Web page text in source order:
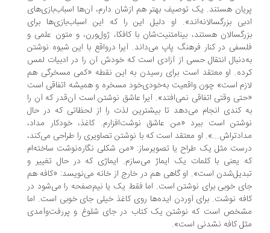
هستند. یک توصیف بهتر هم ازشان دارم، آن‌ها اسباب‌بازی‌های
بزرگسالانه‌اند». او دلیل اين را كه این‌ اسباب‌بازی‌ها برای
هستند، بینامتنیت‌شان با کافکا، ژول‌ورن، و متون علمی و
در کنار فرهنگ پاپ می‌داند. آیرا درواقع با این شیوه‌ نوشتن
انتقال حسی از آزادی است که خودش آن را در ادبیات لمس
او معتقد است برای رسیدن به این نقطه «کمی مسخرگی هم
است» چون واقعیت به‌خودی‌خود مسخره و همیشه اتفاقی است
وقتی اتفاقی نمی‌افتد». آیرا عاشق نوشتن است آن‌قدر که آن را
کندی انجام می‌دهد تا بیشترین لذت را از لحظاتی که در حال
است ببرد «من عاشق نوشت‌افزارم. کاغذ، خودکار مداد،
او معتقد است که با نوشتن تصاویری را طراحی می‌کند،
مثل یک طراح یا تصویرساز: «من شکلی نگاره‌نوشت ساخته‌ام
یعنی با کلمات یک ایماژ می‌سازم. ایماژی که در حال تغییر و
است». او گاهی هم در خارج از خانه می‌نویسد: «کافه هم
خوبی برای نوشتن است. اما فقط یک یا نیم‌صفحه را می‌شود در
نوشت. برای آوردن ایده‌ها روی کاغذ خیلی جای خوبی است. اما
است که نوشتن یک کتاب در جای شلوغ و پررفت‌وآمدی
کافه نشدنی است».